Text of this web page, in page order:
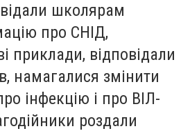
школярам
про СНІД,
приклади, відповідали
намагалися змінити
інфекцію і про ВІЛ-
роздали